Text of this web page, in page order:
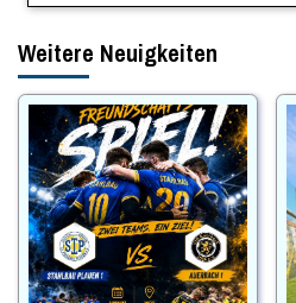
Weitere Neuigkeiten